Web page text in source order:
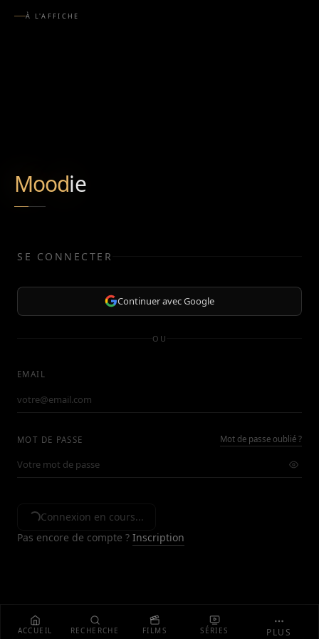
ACCUEIL RECHERCHE FILMS SÉRIES PLUS
À L'AFFICHE
Moodie
SE CONNECTER
Continuer avec Google
OU
EMAIL
MOT DE PASSE Mot de passe oublié ?
Connexion en cours...
Pas encore de compte ? Inscription